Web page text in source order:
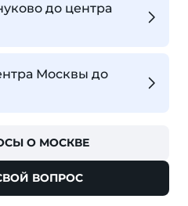
до центра
Москвы до
О МОСКВЕ
ВОПРОС